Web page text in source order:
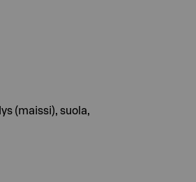
(maissi), suola,